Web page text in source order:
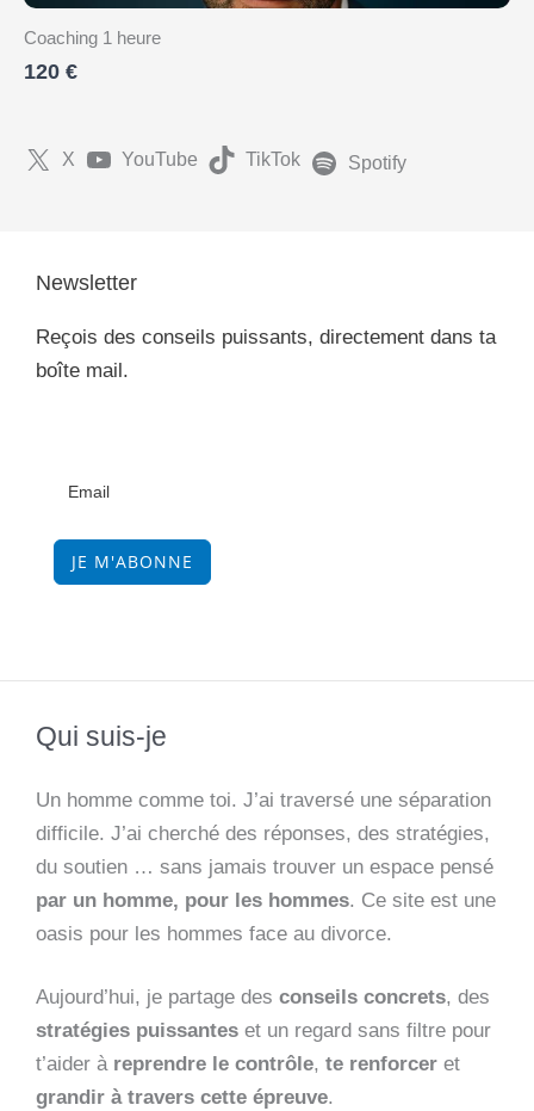
Coaching 1 heure
120 €
X YouTube TikTok Spotify
Newsletter
Reçois des conseils puissants, directement dans ta
boîte mail.
JE M'ABONNE
Qui suis-je
Un homme comme toi. J’ai traversé une séparation
difficile. J’ai cherché des réponses, des stratégies,
du soutien … sans jamais trouver un espace pensé
par un homme, pour les hommes. Ce site est une
oasis pour les hommes face au divorce.
Aujourd’hui, je partage des conseils concrets, des
stratégies puissantes et un regard sans filtre pour
t’aider à reprendre le contrôle, te renforcer et
grandir à travers cette épreuve.